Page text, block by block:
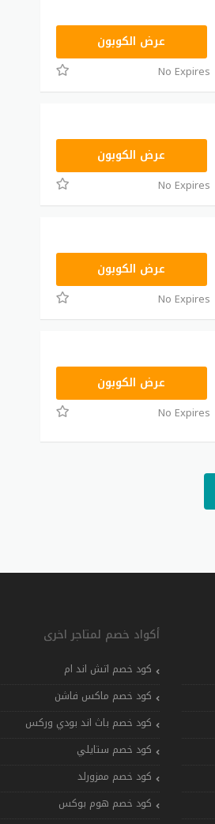
عرض الكوبون
No Expires
عرض الكوبون
No Expires
عرض الكوبون
No Expires
عرض الكوبون
No Expires
أكواد خصم لمتاجر اخرى
كود خصم اتش اند ام
كود خصم ماكس فاشن
كود خصم باث اند بودي وركس
كود خصم ستايلي
كود خصم ممزورلد
كود خصم هوم بوكس